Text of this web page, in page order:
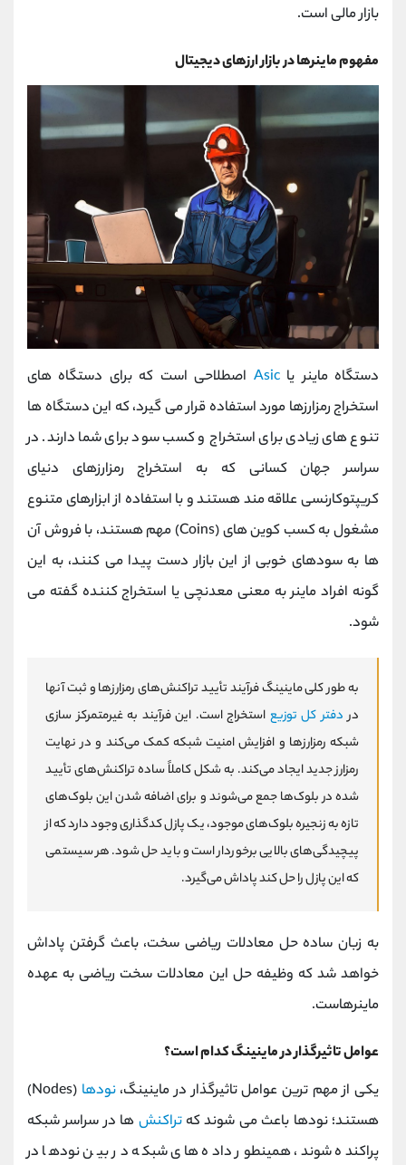
بازار مالی است.
مفهوم ماینرها در بازار ارزهای دیجیتال
دستگاه ماینر یاAsic اصطلاحی است که برای دستگاه های
استخراج رمزارزها مورد استفاده قرار می گیرد، که این دستگاه ها
تنوع های زیادی برای استخراج و کسب سود برای شما دارند. در
سراسر جهان کسانی که به استخراج رمزارزهای دنیای
کریپتوکارنسی علاقه مند هستند و با استفاده از ابزارهای متنوع
مشغول به کسب کوین های (Coins) مهم هستند، با فروش آن
ها به سودهای خوبی از این بازار دست پیدا می کنند، به این
گونه افراد ماینر به معنی معدنچی یا استخراج کننده گفته می
شود.
به طور کلی ماینینگ فرآیند تأیید تراکنش‌های رمزارزها و ثبت آنها
دردفتر کل توزیع استخراج است. این فرآیند به غیرمتمرکز سازی
شبکه رمزارزها و افزایش امنیت شبکه کمک می‌کند و در نهایت
رمزارز جدید ایجاد می‌کند. به شکل کاملاً ساده تراکنش‌های تأیید
شده در بلوک‌ها جمع می‌شوند و برای اضافه شدن این بلوک‌های
تازه به زنجیره بلوک‌های موجود، یک پازل کدگذاری وجود دارد که از
پیچیدگی‌های بالایی برخوردار است و باید حل شود. هر سیستمی
که این پازل را حل کند پاداش می‌گیرد.
به زبان ساده حل معادلات ریاضی سخت، باعث گرفتن پاداش
خواهد شد که وظیفه حل این معادلات سخت ریاضی به عهده
ماینرهاست.
عوامل تاثیرگذار در ماینینگ کدام است؟
یکی از مهم ترین عوامل تاثیرگذار در ماینینگ،نودها
(Nodes)
هستند؛ نودها باعث می شوند کهتراکنش ها در سراسر شبکه
پراکنده شوند، همینطور داده های شبکه در بین نودها در